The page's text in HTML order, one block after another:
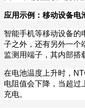
应用示例：移动设备电
智能手机等移动设备的
子之外，还有另外一个
监测用端子，其内部搭
在电池温度上升时，
电阻值会下降，当超过
充电。